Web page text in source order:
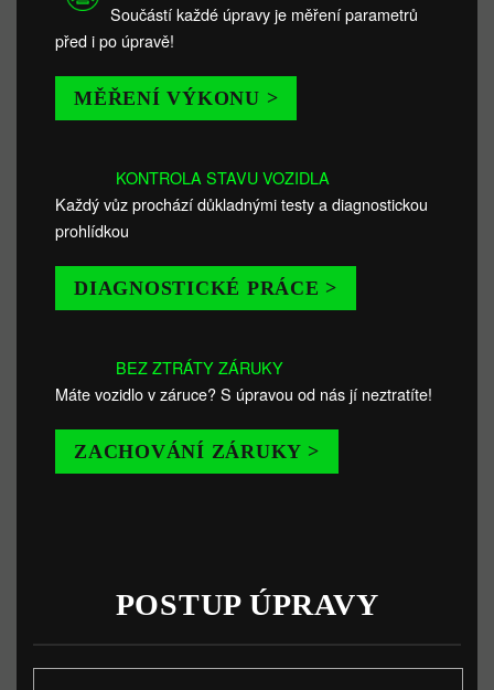
Součástí každé úpravy je měření parametrů
před i po úpravě!
MĚŘENÍ VÝKONU >
KONTROLA STAVU VOZIDLA
Každý vůz prochází důkladnými testy a diagnostickou
prohlídkou
DIAGNOSTICKÉ PRÁCE >
BEZ ZTRÁTY ZÁRUKY
Máte vozidlo v záruce? S úpravou od nás jí neztratíte!
ZACHOVÁNÍ ZÁRUKY >
POSTUP ÚPRAVY